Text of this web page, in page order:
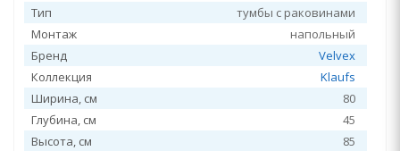
Тип
тумбы с раковинами
Монтаж
напольный
Бренд
Velvex
Коллекция
Klaufs
Ширина, см
80
Глубина, см
45
Высота, см
85